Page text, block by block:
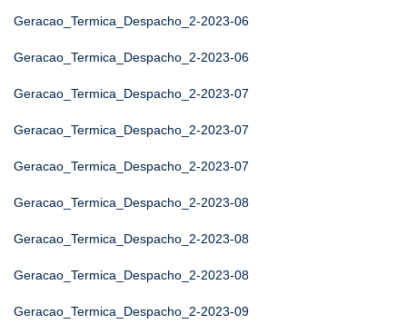
Geracao_Termica_Despacho_2-2023-06
Geracao_Termica_Despacho_2-2023-06
Geracao_Termica_Despacho_2-2023-07
Geracao_Termica_Despacho_2-2023-07
Geracao_Termica_Despacho_2-2023-07
Geracao_Termica_Despacho_2-2023-08
Geracao_Termica_Despacho_2-2023-08
Geracao_Termica_Despacho_2-2023-08
Geracao_Termica_Despacho_2-2023-09